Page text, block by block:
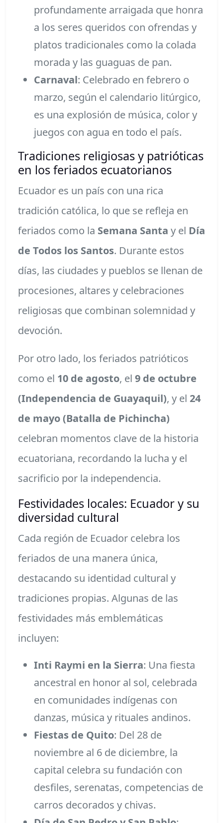
profundamente arraigada que honra
a los seres queridos con ofrendas y
platos tradicionales como la colada
morada y las guaguas de pan.
Carnaval: Celebrado en febrero o
marzo, según el calendario litúrgico,
es una explosión de música, color y
juegos con agua en todo el país.
Tradiciones religiosas y patrióticas
en los feriados ecuatorianos
Ecuador es un país con una rica
tradición católica, lo que se refleja en
feriados como la Semana Santa y el Día
de Todos los Santos. Durante estos
días, las ciudades y pueblos se llenan de
procesiones, altares y celebraciones
religiosas que combinan solemnidad y
devoción.
Por otro lado, los feriados patrióticos
como el 10 de agosto, el 9 de octubre
(Independencia de Guayaquil), y el 24
de mayo (Batalla de Pichincha)
celebran momentos clave de la historia
ecuatoriana, recordando la lucha y el
sacrificio por la independencia.
Festividades locales: Ecuador y su
diversidad cultural
Cada región de Ecuador celebra los
feriados de una manera única,
destacando su identidad cultural y
tradiciones propias. Algunas de las
festividades más emblemáticas
incluyen:
Inti Raymi en la Sierra: Una fiesta
ancestral en honor al sol, celebrada
en comunidades indígenas con
danzas, música y rituales andinos.
Fiestas de Quito: Del 28 de
noviembre al 6 de diciembre, la
capital celebra su fundación con
desfiles, serenatas, competencias de
carros decorados y chivas.